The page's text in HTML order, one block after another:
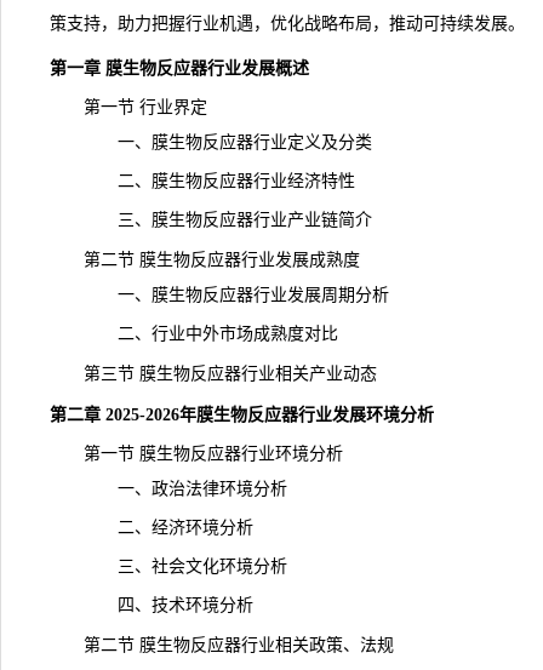
策支持，助力把握行业机遇，优化战略布局，推动可持续发展。
第一章 膜生物反应器行业发展概述
第一节 行业界定
一、膜生物反应器行业定义及分类
二、膜生物反应器行业经济特性
三、膜生物反应器行业产业链简介
第二节 膜生物反应器行业发展成熟度
一、膜生物反应器行业发展周期分析
二、行业中外市场成熟度对比
第三节 膜生物反应器行业相关产业动态
第二章 2025-2026年膜生物反应器行业发展环境分析
第一节 膜生物反应器行业环境分析
一、政治法律环境分析
二、经济环境分析
三、社会文化环境分析
四、技术环境分析
第二节 膜生物反应器行业相关政策、法规